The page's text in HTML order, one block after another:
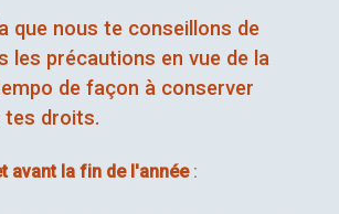
que nous te conseillons de
les précautions en vue de la
de façon à conserver
tes droits.
avant la fin de l'année: